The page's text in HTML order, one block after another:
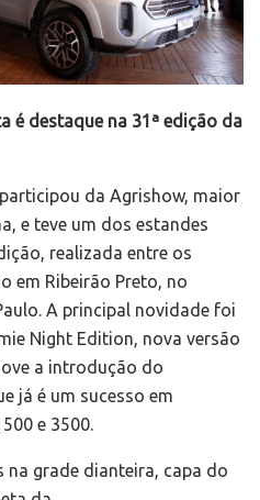
é destaque na 31ª edição da
da Agrishow, maior
e teve um dos estandes
realizada entre os
em Ribeirão Preto, no
A principal novidade foi
Night Edition, nova versão
a introdução do
já é um sucesso em
e 3500.
na grade dianteira, capa do